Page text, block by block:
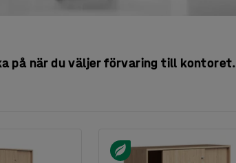
på när du väljer förvaring till kontoret.